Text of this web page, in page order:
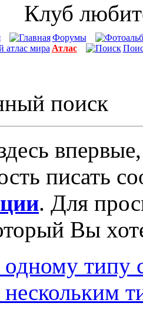
Клуб
Форумы
Атлас
поиск
писать
. Для
Вы
типу